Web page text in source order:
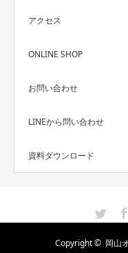
アクセス
ONLINE SHOP
お問い合わせ
LINEから問い合わせ
資料ダウンロード
Copyright © 岡山